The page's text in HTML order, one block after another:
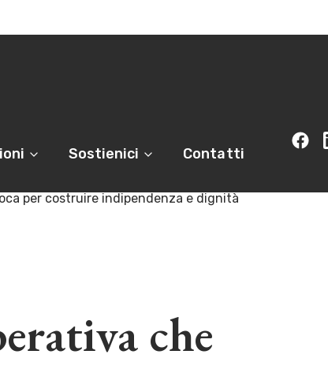
Sostienici Contatti
per costruire indipendenza e dignità
che